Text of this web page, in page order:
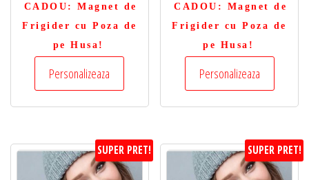
CADOU : Magnet de
Frigider cu Poza de
pe Husa!
Personalizeaza
CADOU : Magnet de
Frigider cu Poza de
pe Husa!
Personalizeaza
SUPER PRET! SUPER PRET!